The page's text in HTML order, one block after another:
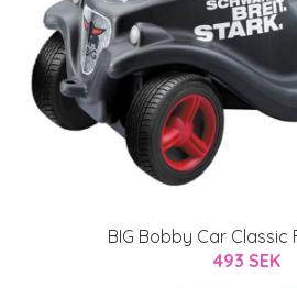
BIG Bobby Car Classic
493 SEK